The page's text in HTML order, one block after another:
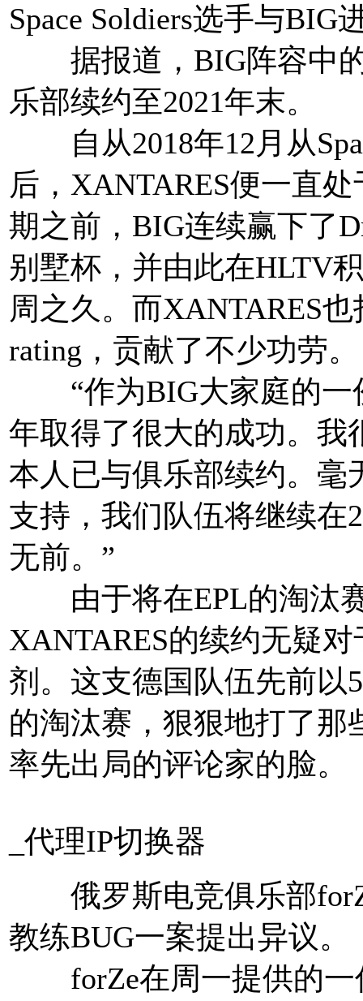
Space Soldiers选手与BIG
据报道，BIG阵容中的
乐部续约至2021年末。
自从2018年12月从
后，XANTARES便一直
期之前，BIG连续赢下了
别墅杯，并由此在HLTV
周之久。而XANTARES
rating，贡献了不少功劳。
“作为BIG大家庭的一
年取得了很大的成功。我
本人已与俱乐部续约。毫
支持，我们队伍将继续在
无前。”
由于将在EPL的淘汰
XANTARES的续约无疑
剂。这支德国队伍先前以
的淘汰赛，狠狠地打了那
率先出局的评论家的脸。
_代理IP切换器
俄罗斯电竞俱乐部
教练BUG一案提出异议。
forZe在周一提供的一